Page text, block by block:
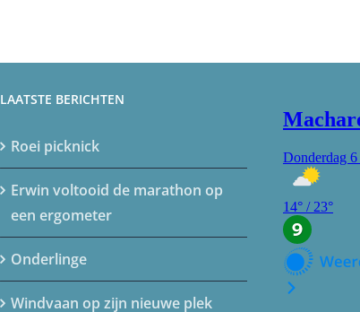
LAATSTE BERICHTEN
Roei picknick
Erwin voltooid de marathon op
een ergometer
Onderlinge
Windvaan op zijn nieuwe plek